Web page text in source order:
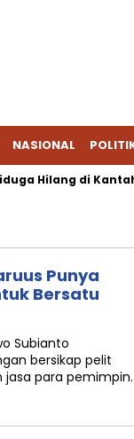
NASIONAL
Hilang di
Punya
Bersatu
Subianto
bersikap pelit
para pemimpin.